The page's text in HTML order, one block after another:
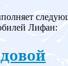
Лифан: